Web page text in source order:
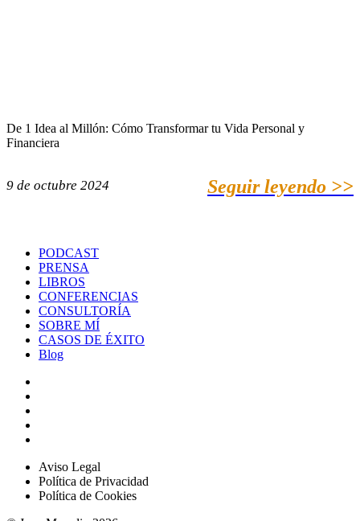
De 1 Idea al Millón: Cómo Transformar tu Vida Personal y
Financiera
9 de octubre 2024 Seguir leyendo >>
PODCAST
PRENSA
LIBROS
CONFERENCIAS
CONSULTORÍA
SOBRE MÍ
CASOS DE ÉXITO
Blog
Aviso Legal
Política de Privacidad
Política de Cookies